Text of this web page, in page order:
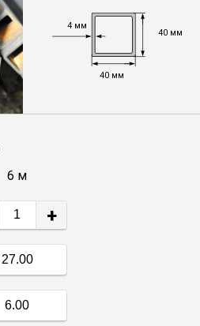
4 мм
40 мм
40 мм
6 м
+